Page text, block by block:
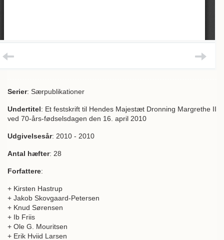
Serier: Særpublikationer
Undertitel: Et festskrift til Hendes Majestæt Dronning Margrethe II
ved 70-års-fødselsdagen den 16. april 2010
Udgivelsesår: 2010 - 2010
Antal hæfter: 28
Forfattere:
+ Kirsten Hastrup
+ Jakob Skovgaard-Petersen
+ Knud Sørensen
+ Ib Friis
+ Ole G. Mouritsen
+ Erik Hviid Larsen